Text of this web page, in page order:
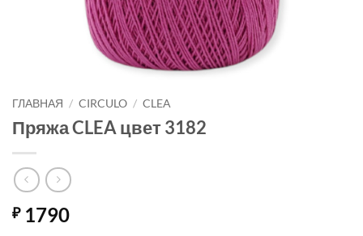
ГЛАВНАЯ / CIRCULO / CLEA
Пряжа CLEA цвет 3182
₽1790